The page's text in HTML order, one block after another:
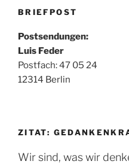
BRIEFPOST
Postsendungen:
Luis Feder
Postfach: 47 05 24
12314 Berlin
ZITAT:
Wir sind, was wir